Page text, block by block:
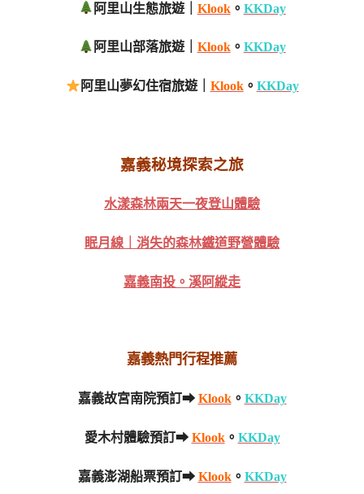
阿里山生態旅遊｜ Klook。 KKDay
阿里山部落旅遊｜ Klook。 KKDay
阿里山夢幻住宿旅遊｜ Klook。 KKDay
嘉義秘境探索之旅
水漾森林兩天一夜登山體驗
眠月線｜消失的森林鐵道野營體驗
嘉義南投。溪阿縱走
嘉義熱門行程推薦
嘉義故宮南院預訂➡ Klook。 KKDay
愛木村體驗預訂➡ Klook。 KKDay
嘉義澎湖船票預訂➡ Klook。 KKDay